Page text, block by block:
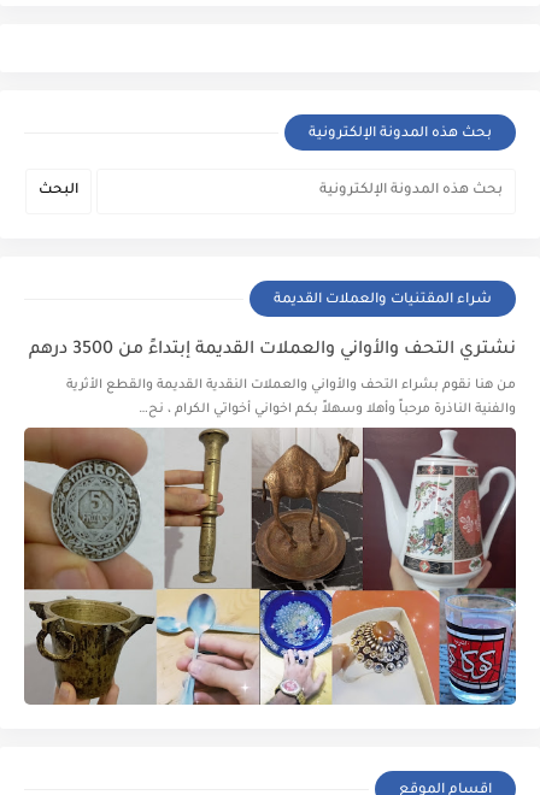
بحث هذه المدونة الإلكترونية
شراء المقتنيات والعملات القديمة
نشتري التحف والأواني والعملات القديمة إبتداءً من 3500 درهم
من هنا نقوم بشراء التحف والأواني والعملات النقدية القديمة والقطع الأثرية
والفنية الناذرة مرحباً وأهلا وسهلاً بكم اخواني أخواتي الكرام ، نح…
اقسام الموقع